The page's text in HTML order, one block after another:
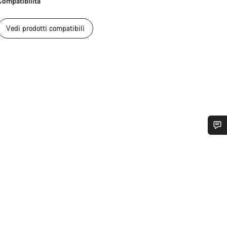
Vedi prodotti compatibili